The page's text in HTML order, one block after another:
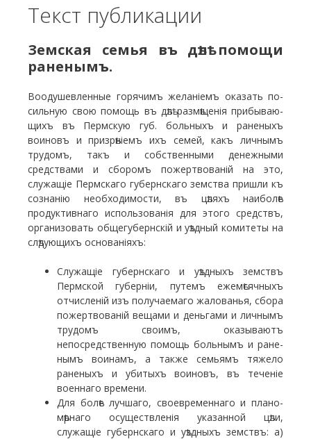
Текст публикации
Земская семья въ дѣлѣ помощи
раненымъ.
Воодушевленные горячимъ желаніемъ оказать по­
сильную свою помощь въ дѣлѣ размѣщенія прибываю­
щихъ въ Пермскую губ. больныхъ и раненыхъ
воиновъ и призрѣніемъ ихъ семей, какъ личнымъ
трудомъ, такъ и собственными денежными
средствами и сбо­ромъ пожертвованій на это,
служащіе Пермскаго гу­бернскаго земства пришли къ
сознанію необходимости, въ цѣляхъ наиболѣе
продуктивнаго использованія для этого средствъ,
организовать общегубернскій и уѣзд­ный комитеты на
слѣдующихъ основаніяхъ:
Служащіе губернскаго и уѣздныхъ земствъ
Пермской губерніи, путемъ ежемѣсячныхъ
отчисленій изъ получаемаго жалованья, сбора
пожертвованій ве­щами и деньгами и личнымъ
трудомъ своимъ, оказы­ваютъ
непосредственную помощь больнымъ и ране­
нымъ воинамъ, а также семьямъ тяжело
раненыхъ и убитыхъ воиновъ, въ теченіе
военнаго времени.
Для болѣе лучшаго, своевременнаго и плано­
мѣрнаго осуществленія указанной цѣли,
служащіе гу­бернскаго и уѣздныхъ земствъ: а)